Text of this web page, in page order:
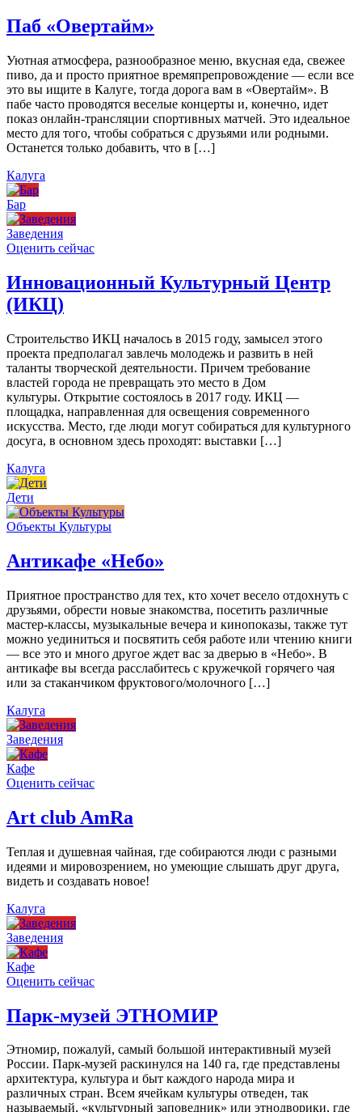
Паб «Овертайм»
Уютная атмосфера, разнообразное меню, вкусная еда, свежее
пиво, да и просто приятное времяпрепровождение — если все
это вы ищите в Калуге, тогда дорога вам в «Овертайм». В
пабе часто проводятся веселые концерты и, конечно, идет
показ онлайн-трансляции спортивных матчей. Это идеальное
место для того, чтобы собраться с друзьями или родными.
Останется только добавить, что в […]
Калуга
Бар
Заведения
Оценить сейчас
Инновационный Культурный Центр
(ИКЦ)
Строительство ИКЦ началось в 2015 году, замысел этого
проекта предполагал завлечь молодежь и развить в ней
таланты творческой деятельности. Причем требование
властей города не превращать это место в Дом
культуры. Открытие состоялось в 2017 году. ИКЦ —
площадка, направленная для освещения современного
искусства. Место, где люди могут собираться для культурного
досуга, в основном здесь проходят: выставки […]
Калуга
Дети
Объекты Культуры
Антикафе «Небо»
Приятное пространство для тех, кто хочет весело отдохнуть с
друзьями, обрести новые знакомства, посетить различные
мастер-классы, музыкальные вечера и кинопоказы, также тут
можно уединиться и посвятить себя работе или чтению книги
— все это и много другое ждет вас за дверью в «Небо». В
антикафе вы всегда расслабитесь с кружечкой горячего чая
или за стаканчиком фруктового/молочного […]
Калуга
Заведения
Кафе
Оценить сейчас
Art сlub AmRa
Теплая и душевная чайная, где собираются люди с разными
идеями и мировозрением, но умеющие слышать друг друга,
видеть и создавать новое!
Калуга
Заведения
Кафе
Оценить сейчас
Парк-музей ЭТНОМИР
Этномир, пожалуй, самый большой интерактивный музей
России. Парк-музей раскинулся на 140 га, где представлены
архитектура, культура и быт каждого народа мира и
различных стран. Всем ячейкам культуры отведен, так
называемый, «культурный заповедник» или этнодворики, где